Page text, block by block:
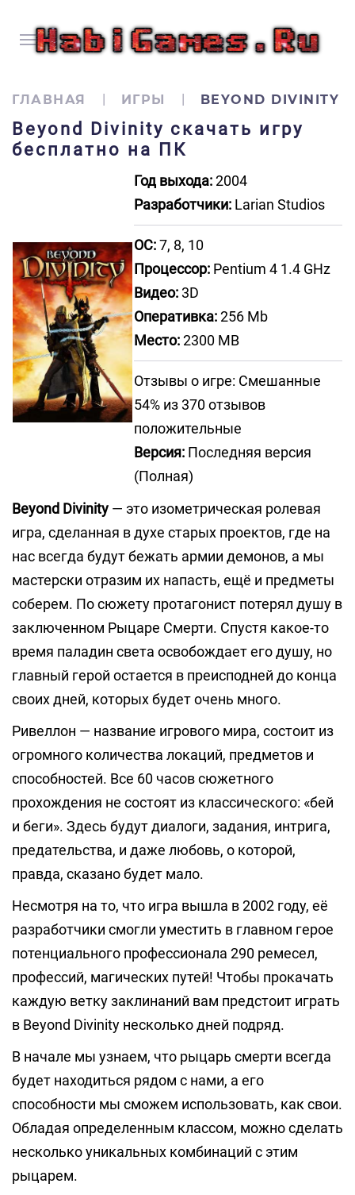
ГЛАВНАЯ ИГРЫ BEYOND DIVINITY
Beyond Divinity скачать игру
бесплатно на ПК
Год выхода:2004
Разработчики: Larian Studios
ОС:7, 8, 10
Процессор: Pentium 4 1.4 GHz
Видео: 3D
Оперативка:256 Mb
Место:2300 MB
Отзывы о игре: Смешанные
54% из 370 отзывов
положительные
Версия: Последняя версия
(Полная)
Beyond Divinity — это изометрическая ролевая
игра, сделанная в духе старых проектов, где на
нас всегда будут бежать армии демонов, а мы
мастерски отразим их напасть, ещё и предметы
соберем. По сюжету протагонист потерял душу в
заключенном Рыцаре Смерти. Спустя какое-то
время паладин света освобождает его душу, но
главный герой остается в преисподней до конца
своих дней, которых будет очень много.
Ривеллон — название игрового мира, состоит из
огромного количества локаций, предметов и
способностей. Все 60 часов сюжетного
прохождения не состоят из классического: «бей
и беги». Здесь будут диалоги, задания, интрига,
предательства, и даже любовь, о которой,
правда, сказано будет мало.
Несмотря на то, что игра вышла в 2002 году, её
разработчики смогли уместить в главном герое
потенциального профессионала 290 ремесел,
профессий, магических путей! Чтобы прокачать
каждую ветку заклинаний вам предстоит играть
в Beyond Divinity несколько дней подряд.
В начале мы узнаем, что рыцарь смерти всегда
будет находиться рядом с нами, а его
способности мы сможем использовать, как свои.
Обладая определенным классом, можно сделать
несколько уникальных комбинаций с этим
рыцарем.